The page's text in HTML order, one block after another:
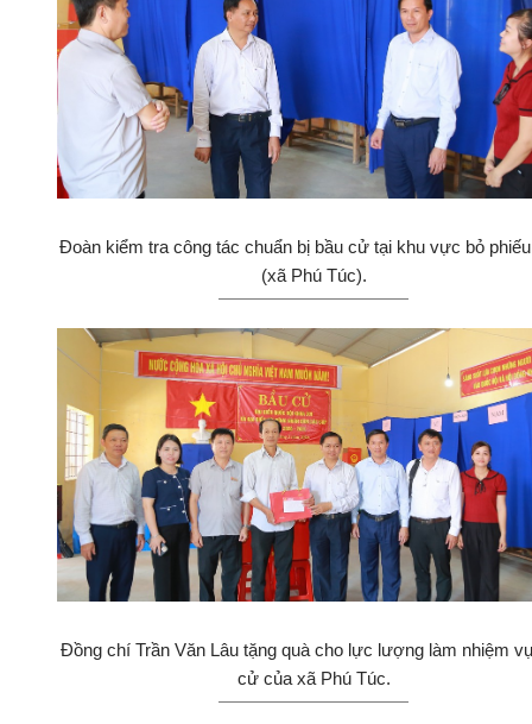
Đoàn kiểm tra công tác chuẩn bị bầu cử tại khu vực bỏ
(xã Phú Túc).
Đồng chí Trần Văn Lâu tặng quà cho lực lượng làm nhiệm
cử của xã Phú Túc.